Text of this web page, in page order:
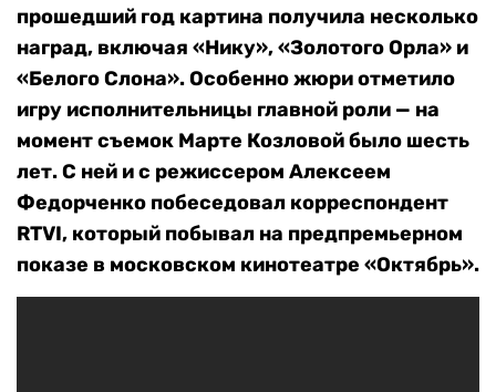
прошедший год картина получила несколько
наград, включая «Нику», «Золотого Орла» и
«Белого Слона». Особенно жюри отметило
игру исполнительницы главной роли — на
момент съемок Марте Козловой было шесть
лет. С ней и с режиссером Алексеем
Федорченко побеседовал корреспондент
RTVI, который побывал на предпремьерном
показе в московском кинотеатре «Октябрь».